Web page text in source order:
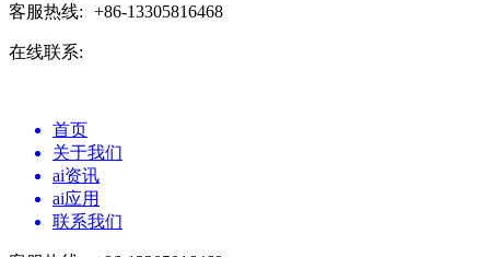
客服热线: +86-13305816468
在线联系:
首页
关于我们
ai资讯
ai应用
联系我们